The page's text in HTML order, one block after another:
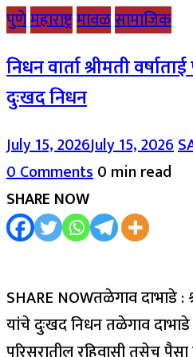
पुणेमहाराष्ट्रमावळसामाजिक
निधन वार्ता श्रीमती
दुःखद निधन
July 15, 2026July 15, 2026
0 Comments0 min read
SHARE NOW
SHARE NOWतळेगाव दाभाडे :
यांचे दुःखद निधन तळेगाव